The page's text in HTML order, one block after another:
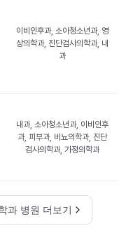
이비인후과, 소아청소년과, 영
상의학과, 진단검사의학과, 내
과
내과, 소아청소년과, 이비인후
과, 피부과, 비뇨의학과, 진단
검사의학과, 가정의학과
과 병원 더보기